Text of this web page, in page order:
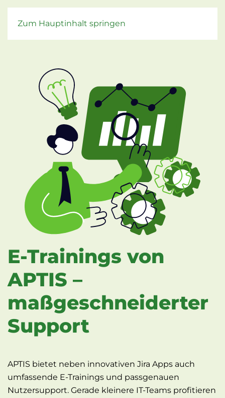
Zum Hauptinhalt springen
E-Trainings von
APTIS –
maßgeschneiderter
Support
APTIS bietet neben innovativen Jira Apps auch
umfassende E-Trainings und passgenauen
Nutzersupport. Gerade kleinere IT-Teams profitieren